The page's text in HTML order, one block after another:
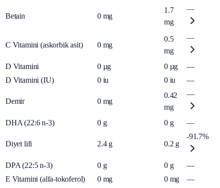
Betain 0 mg
1.7
mg
—
C Vitamini (askorbik asit) 0 mg
0.5
mg
—
D Vitamini 0 µg 0 µg
—
D Vitamini (IU)
0 iu 0 iu —
Demir 0 mg
0.42
mg
—
DHA (22:6 n-3) 0 g 0 g —
Diyet lifi 2.4 g 0.2 g
-91.7%
DPA (22:5 n-3) 0 g 0 g
—
E Vitamini (alfa-tokoferol)
0 mg 0 mg
—